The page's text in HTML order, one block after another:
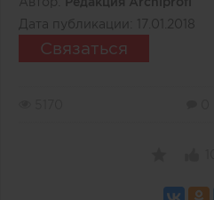
Дата публикации:
17.01.2018
Связаться